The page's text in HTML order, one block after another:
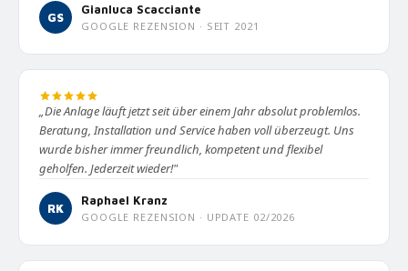
GS
Gianluca Scacciante
GOOGLE REZENSION · SEIT 2021
„Die Anlage läuft jetzt seit über einem Jahr absolut problemlos.
Beratung, Installation und Service haben voll überzeugt. Uns
wurde bisher immer freundlich, kompetent und flexibel
geholfen. Jederzeit wieder!"
RK
Raphael Kranz
GOOGLE REZENSION · UPDATE 02/2026